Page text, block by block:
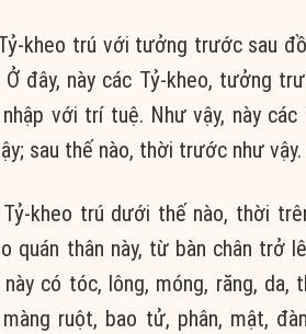
kheo trú với tưởng trước sau
đây, này các Tỷ-kheo, tưởng
với trí tuệ. Như vậy, này
sau thế nào, thời trước như vậy.
kheo trú dưới thế nào, thời
quán thân này, từ bàn chân
có tóc, lông, móng, răng, da,
ruột, bao tử, phân, mật,